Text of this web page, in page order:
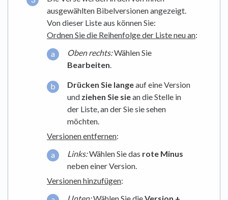
ausgewählten Bibelversionen angezeigt.
Von dieser Liste aus können Sie:
Ordnen Sie die Reihenfolge der Liste neu an:
Oben rechts:Wählen Sie
Bearbeiten
Drücken Sie langeauf eine Version
und ziehen Sie siean die Stelle in
der Liste, an der Sie sie sehen
möchten.
Versionen entfernen:
Links:Wählen Sie das rote Minus
neben einer Version.
Versionen hinzufügen:
Unten:Wählen Sie dieVersion +